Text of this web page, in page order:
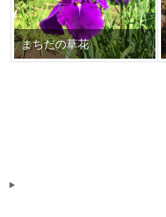
まちだの草花